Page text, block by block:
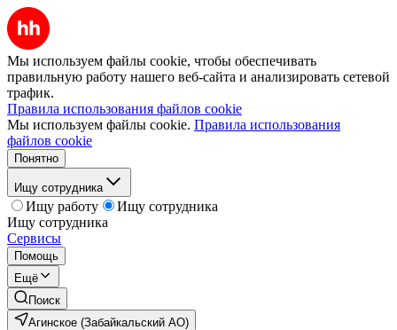
Мы используем файлы cookie, чтобы обеспечивать
правильную работу нашего веб-сайта и анализировать сетевой
трафик.
Правила использования файлов cookie
Мы используем файлы cookie. Правила использования
файлов cookie
Понятно
Ищу сотрудника
Ищу работу
Ищу сотрудника
Ищу сотрудника
Сервисы
Помощь
Ещё
Поиск
Агинское (Забайкальский АО)